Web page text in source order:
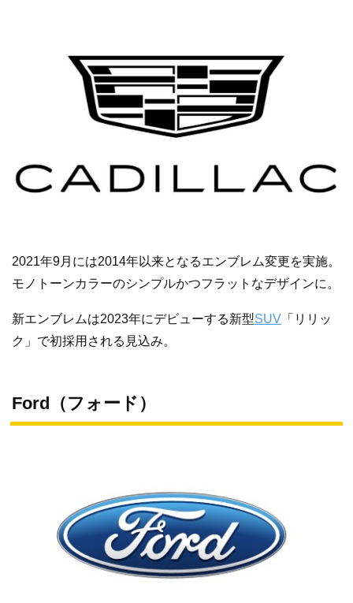
2021年9月には2014年以来となるエンブレム変更を実施。
モノトーンカラーのシンプルかつフラットなデザインに。
新エンブレムは2023年にデビューする新型SUV 「リリッ
ク」で初採用される見込み。
Ford（フォード）